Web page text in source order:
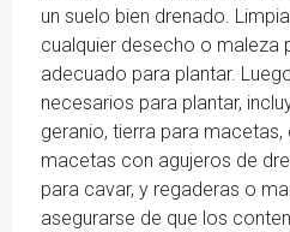
un suelo bien drenado.
cualquier desecho o maleza
adecuado para plantar.
necesarios para plantar,
geranio, tierra para
macetas con agujeros de
para cavar, y regaderas o
asegurarse de que los